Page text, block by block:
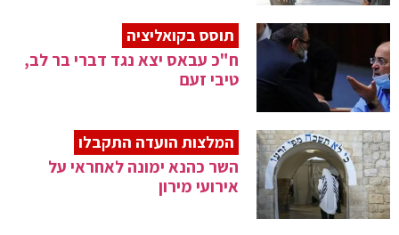
תוסס בקואליציה
ח"כ עבאס יצא נגד דברי בר לב,
טיבי זעם
המלצות הועדה התקבלו
השר כהנא ימונה לאחראי על
אירועי מירון